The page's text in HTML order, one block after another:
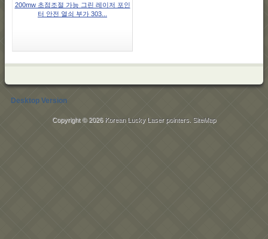
200mw 초점조절 가능 그린 레이저 포인
터 안전 열쇠 부가 303...
Desktop Version
Copyright © 2026 Korean Lucky Laser pointers SiteMap